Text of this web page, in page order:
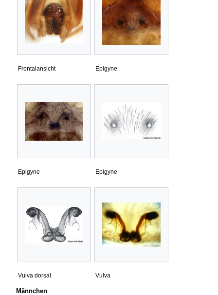
Frontalansicht Epigyne
Epigyne Epigyne
Vulva dorsal Vulva
Männchen